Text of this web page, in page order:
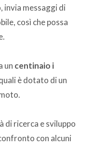
messaggi di
così che possa
un centinaio i
è dotato di un
di ricerca e sviluppo
con alcuni